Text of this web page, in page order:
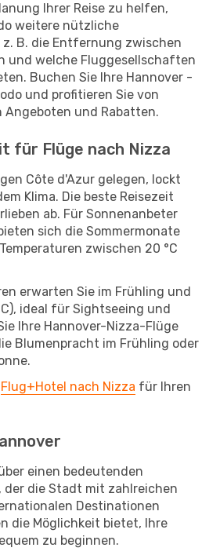
Ihrer Reise zu helfen,
weitere nützliche
B. die Entfernung zwischen
und welche Fluggesellschaften
Buchen Sie Ihre Hannover -
und profitieren Sie von
Angeboten und Rabatten.
für Flüge nach Nizza
Côte d'Azur gelegen, lockt
Klima. Die beste Reisezeit
ab. Für Sonnenanbeter
sich die Sommermonate
zwischen 20 °C
erwarten Sie im Frühling und
ideal für Sightseeing und
Ihre Hannover-Nizza-Flüge
Blumenpracht im Frühling oder
Flug+Hotel nach Nizza für Ihren
einen bedeutenden
der die Stadt mit zahlreichen
Destinationen
die Möglichkeit bietet, Ihre
zu beginnen.